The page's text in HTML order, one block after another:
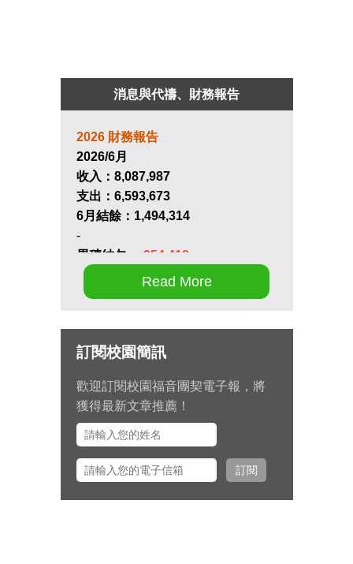
消息與代禱、財務報告
2026 財務報告
2026/6月
收入：8,087,987
支出：6,593,673
6月結餘： 1,494,314
-
累積結欠：
-254,418
第十七屆畢業生同行營將於九月 11
告。
九月 15 日至十月 2 日期間，總幹
事左心泰牧師將與團契部主任陳怡
安傳道、大學事工組主任田正平傳
之友並舉辦校園之友會，願主看顧
Read More
訂閱校園簡訊
歡迎訂閱校園福音團契電子報，將
獲得最新文章推薦！
訂閱